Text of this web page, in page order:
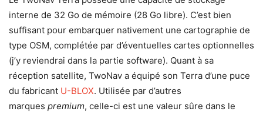
interne de 32 Go de mémoire (28 Go libre). C’est bien
suffisant pour embarquer nativement une cartographie de
type OSM, complétée par d’éventuelles cartes optionnelles
(j’y reviendrai dans la partie software). Quant à sa
réception satellite, TwoNav a équipé son Terra d’une puce
du fabricant U-BLOX. Utilisée par d’autres
marques premium, celle-ci est une valeur sûre dans le